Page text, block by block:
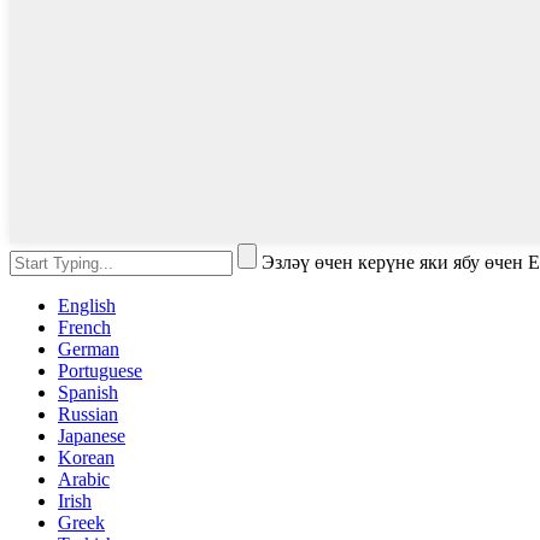
Эзләү өчен керүне яки ябу өчен
English
French
German
Portuguese
Spanish
Russian
Japanese
Korean
Arabic
Irish
Greek